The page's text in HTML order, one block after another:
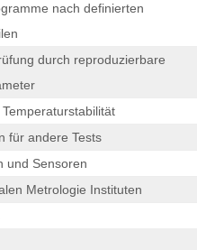
nach definierten
durch reproduzierbare
für andere Tests
und Sensoren
Metrologie Instituten